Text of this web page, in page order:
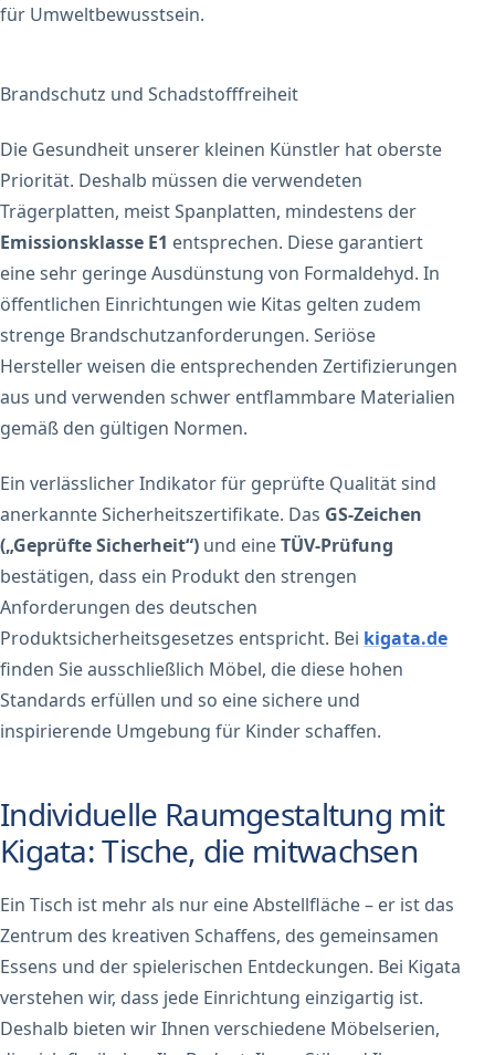
für Umweltbewusstsein.
Brandschutz und Schadstofffreiheit
Die Gesundheit unserer kleinen Künstler hat oberste
Priorität. Deshalb müssen die verwendeten
Trägerplatten, meist Spanplatten, mindestens der
Emissionsklasse E1 entsprechen. Diese garantiert
eine sehr geringe Ausdünstung von Formaldehyd. In
öffentlichen Einrichtungen wie Kitas gelten zudem
strenge Brandschutzanforderungen. Seriöse
Hersteller weisen die entsprechenden Zertifizierungen
aus und verwenden schwer entflammbare Materialien
gemäß den gültigen Normen.
Ein verlässlicher Indikator für geprüfte Qualität sind
anerkannte Sicherheitszertifikate. Das GS-Zeichen
(„Geprüfte Sicherheit“) und eineTÜV-Prüfung
bestätigen, dass ein Produkt den strengen
Anforderungen des deutschen
Produktsicherheitsgesetzes entspricht. Bei kigata.de
finden Sie ausschließlich Möbel, die diese hohen
Standards erfüllen und so eine sichere und
inspirierende Umgebung für Kinder schaffen.
Individuelle Raumgestaltung mit
Kigata: Tische, die mitwachsen
Ein Tisch ist mehr als nur eine Abstellfläche – er ist das
Zentrum des kreativen Schaffens, des gemeinsamen
Essens und der spielerischen Entdeckungen. Bei Kigata
verstehen wir, dass jede Einrichtung einzigartig ist.
Deshalb bieten wir Ihnen verschiedene Möbelserien,